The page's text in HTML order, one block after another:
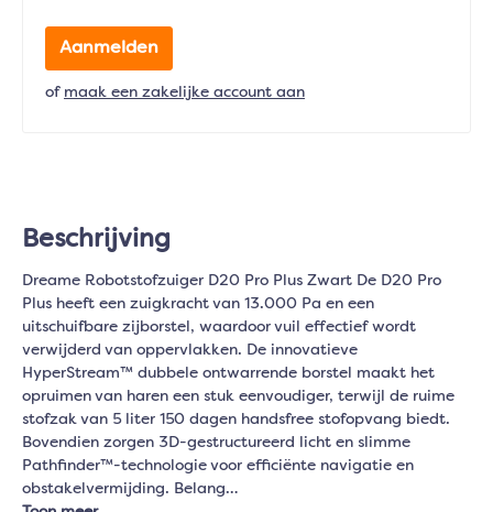
Aanmelden
of maak een zakelijke account aan
Beschrijving
Dreame Robotstofzuiger D20 Pro Plus Zwart De D20 Pro
Plus heeft een zuigkracht van 13.000 Pa en een
uitschuifbare zijborstel, waardoor vuil effectief wordt
verwijderd van oppervlakken. De innovatieve
HyperStream™ dubbele ontwarrende borstel maakt het
opruimen van haren een stuk eenvoudiger, terwijl de ruime
stofzak van 5 liter 150 dagen handsfree stofopvang biedt.
Bovendien zorgen 3D-gestructureerd licht en slimme
Pathfinder™-technologie voor efficiënte navigatie en
obstakelvermijding. Belang…